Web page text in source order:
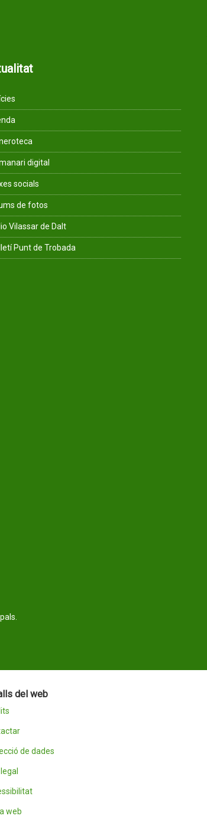
digital
socials
de fotos
Vilassar de Dalt
Punt de Trobada
del web
de dades
web